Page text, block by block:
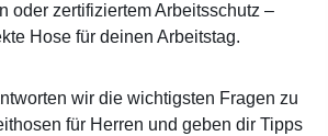
oder zertifiziertem Arbeitsschutz –
Hose für deinen Arbeitstag.
wir die wichtigsten Fragen zu
für Herren und geben dir Tipps